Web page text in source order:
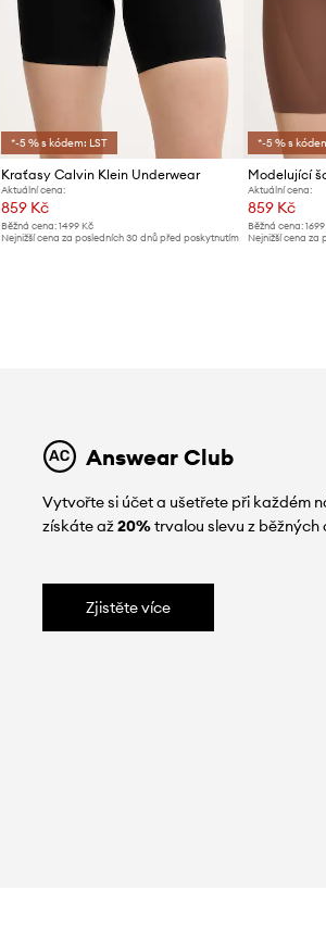
*-5 % s kódem: LST
Kraťasy Calvin Klein Underwear
Aktuální cena:
859 Kč
Běžná cena: 1499 Kč
Nejnižší cena za posledních 30 dnů před poskytnutím
*-5 % s
Aktuální cena:
859 Kč
Běžná cena:
Nejnižší cena za
Answear Club
Vytvořte si účet a ušetřete při každém
získáte až20%trvalou slevu z běžných
Zjistěte více